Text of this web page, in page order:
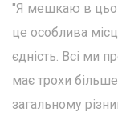
"Я мешкаю в
це особлива
єдність. Всі ми
має трохи
загальному